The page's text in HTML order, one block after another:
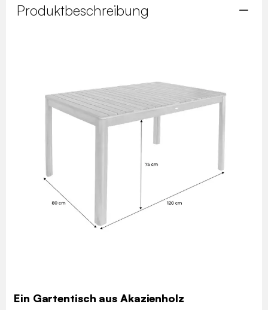
Produktbeschreibung
Ein Gartentisch aus Akazienholz